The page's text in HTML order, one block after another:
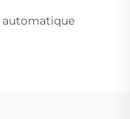
automatique